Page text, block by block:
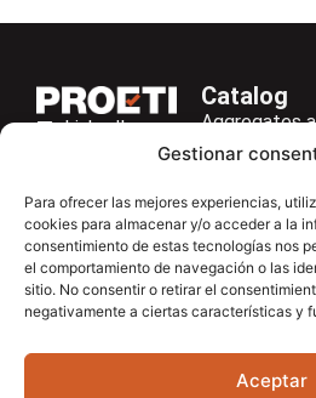
Gestionar
Para ofrecer las mejores experiencias,
cookies para almacenar y/o acceder a la
consentimiento de estas tecnologías nos
el comportamiento de navegación o las
sitio. No consentir o retirar el
negativamente a ciertas características y
Aceptar
LinkedIn
+34 916 28
29 40
proetisa@proetisa.com
Ctra de
Algete, Av
M-106, Km
Catalog
Aggregates
Rocks
Asphalt
Cements
Concrete
Soils
Soilmatic
Steels